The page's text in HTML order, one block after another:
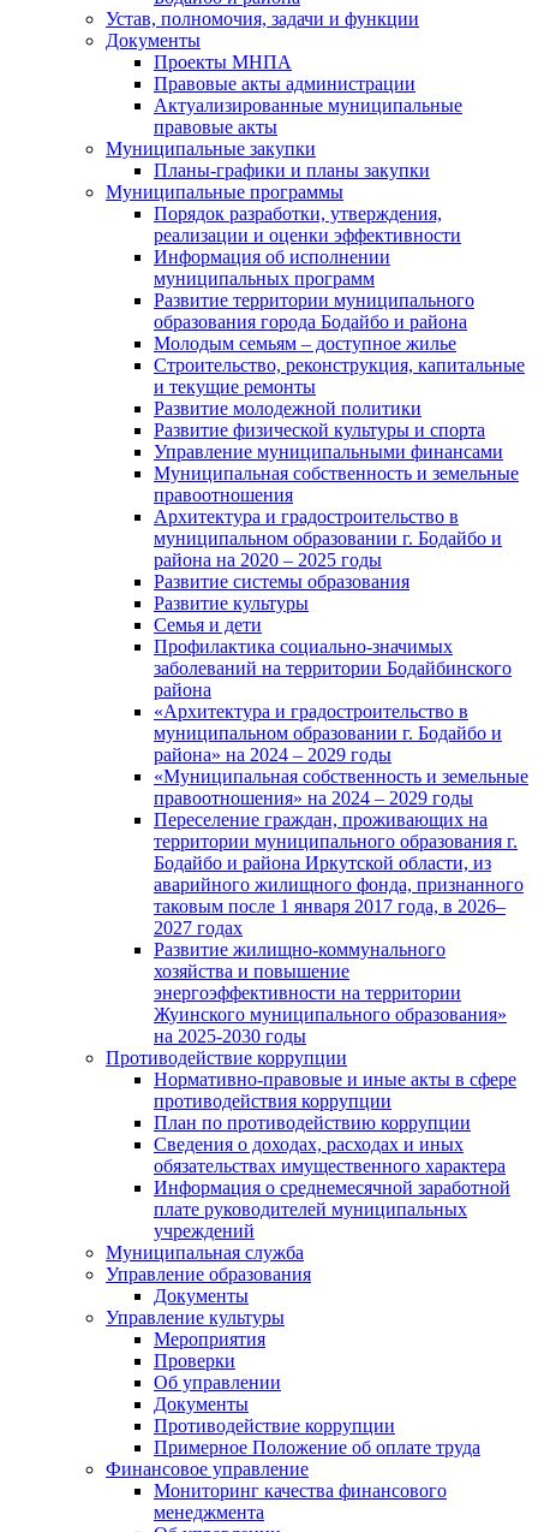
Устав, полномочия, задачи и функции
Документы
Проекты МНПА
Правовые акты администрации
Актуализированные муниципальные
правовые акты
Муниципальные закупки
Планы-графики и планы закупки
Муниципальные программы
Порядок разработки, утверждения,
реализации и оценки эффективности
Информация об исполнении
муниципальных программ
Развитие территории муниципального
образования города Бодайбо и района
Молодым семьям – доступное жилье
Строительство, реконструкция, капитальные
и текущие ремонты
Развитие молодежной политики
Развитие физической культуры и спорта
Управление муниципальными финансами
Муниципальная собственность и земельные
правоотношения
Архитектура и градостроительство в
муниципальном образовании г. Бодайбо и
района на 2020 – 2025 годы
Развитие системы образования
Развитие культуры
Семья и дети
Профилактика социально-значимых
заболеваний на территории Бодайбинского
района
«Архитектура и градостроительство в
муниципальном образовании г. Бодайбо и
района» на 2024 – 2029 годы
«Муниципальная собственность и земельные
правоотношения» на 2024 – 2029 годы
Переселение граждан, проживающих на
территории муниципального образования г.
Бодайбо и района Иркутской области, из
аварийного жилищного фонда, признанного
таковым после 1 января 2017 года, в 2026–
2027 годах
Развитие жилищно-коммунального
хозяйства и повышение
энергоэффективности на территории
Жуинского муниципального образования»
на 2025-2030 годы
Противодействие коррупции
Нормативно-правовые и иные акты в сфере
противодействия коррупции
План по противодействию коррупции
Сведения о доходах, расходах и иных
обязательствах имущественного характера
Информация о среднемесячной заработной
плате руководителей муниципальных
учреждений
Муниципальная служба
Управление образования
Документы
Управление культуры
Мероприятия
Проверки
Об управлении
Документы
Противодействие коррупции
Примерное Положение об оплате труда
Финансовое управление
Мониторинг качества финансового
менеджмента